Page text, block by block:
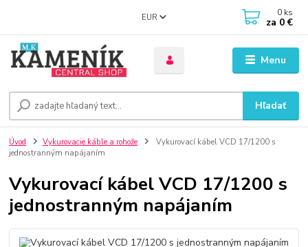
Menu
EUR
Hľadať
0 ks
za 0 €
Úvod Vykurovacie káble a rohože
Vykurovací kábel VCD 17/1200 s
jednostranným napájaním
Vykurovací kábel VCD 17/1200 s
jednostranným napájaním